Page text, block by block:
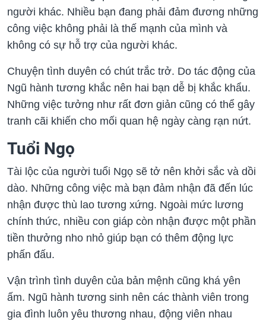
người khác. Nhiều bạn đang phải đảm đương những
công việc không phải là thế mạnh của mình và
không có sự hỗ trợ của người khác.
Chuyện tình duyên có chút trắc trở. Do tác động của
Ngũ hành tương khắc nên hai bạn dễ bị khắc khẩu.
Những việc tưởng như rất đơn giản cũng có thể gây
tranh cãi khiến cho mối quan hệ ngày càng rạn nứt.
Tuổi Ngọ
Tài lộc của người tuổi Ngọ sẽ tở nên khởi sắc và dồi
dào. Những công việc mà bạn đảm nhận đã đến lúc
nhận được thù lao tương xứng. Ngoài mức lương
chính thức, nhiều con giáp còn nhận được một phần
tiền thưởng nho nhỏ giúp bạn có thêm động lực
phấn đấu.
Vận trình tình duyên của bản mệnh cũng khá yên
ấm. Ngũ hành tương sinh nên các thành viên trong
gia đình luôn yêu thương nhau, động viên nhau